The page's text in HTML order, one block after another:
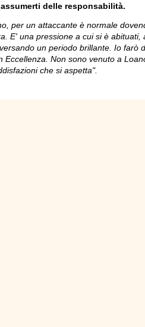
delle responsabilità.
per un attaccante è normale
E' una pressione a cui si è
un periodo brillante. Io farò
Eccellenza. Non sono venuto a
che si aspetta".